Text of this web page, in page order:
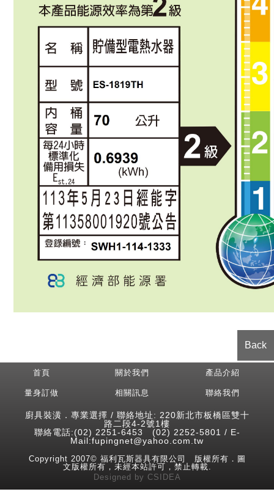
Back
首頁 關於我們 產品介紹
量身訂做 相關訊息 聯絡我們
廚具裝潢．專業選擇 / 聯絡地址: 220新北市板橋區雙十
路二段4-2號1樓
聯絡電話:(02) 2251-6453 (02) 2252-5801 / E-
Mail:fupingnet@yahoo.com.tw
Copyright 2007© 福利瓦斯器具有限公司 版權所有．圖
文版權所有，未經本站許可，禁止轉載.
Designed
by CSIDEA